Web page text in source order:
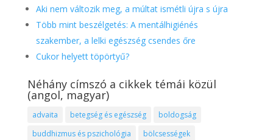
Aki nem változik meg, a múltat ismétli újra s újra
Több mint beszélgetés: A mentálhigiénés
szakember, a lelki egészség csendes őre
Cukor helyett töpörtyű?
Néhány címszó a cikkek témái közül
(angol, magyar)
advaita betegség és egészség
boldogság
buddhizmus és pszichológia
bölcsességek